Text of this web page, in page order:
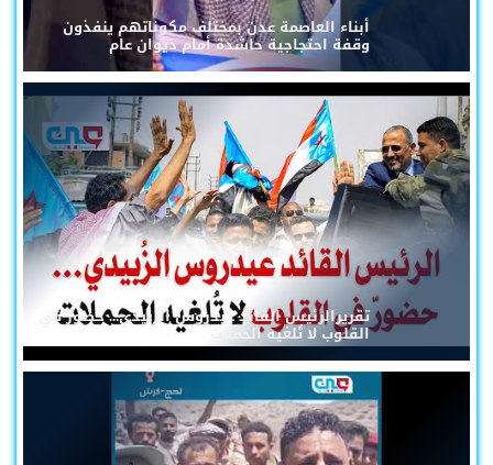
أبناء العاصمة عدن بمختلف مكوناتهم ينفذون
وقفة احتجاجية حاشدة أمام ديوان عام
تقريرالرئيس القائد عيدروس الزُبيدي... حضورٌ في
القلوب لا تُلغيه الحملات